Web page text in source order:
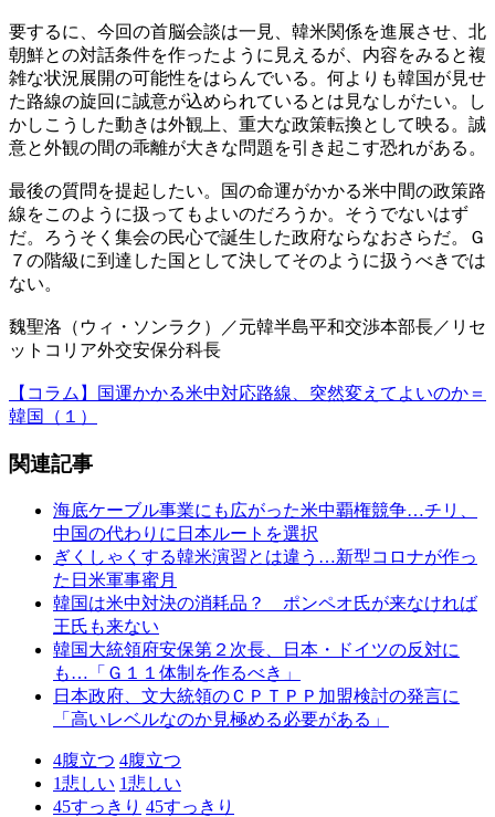
要するに、今回の首脳会談は一見、韓米関係を進展させ、北
朝鮮との対話条件を作ったように見えるが、内容をみると複
雑な状況展開の可能性をはらんでいる。何よりも韓国が見せ
た路線の旋回に誠意が込められているとは見なしがたい。し
かしこうした動きは外観上、重大な政策転換として映る。誠
意と外観の間の乖離が大きな問題を引き起こす恐れがある。
最後の質問を提起したい。国の命運がかかる米中間の政策路
線をこのように扱ってもよいのだろうか。そうでないはず
だ。ろうそく集会の民心で誕生した政府ならなおさらだ。Ｇ
７の階級に到達した国として決してそのように扱うべきでは
ない。
魏聖洛（ウィ・ソンラク）／元韓半島平和交渉本部長／リセ
ットコリア外交安保分科長
【コラム】国運かかる米中対応路線、突然変えてよいのか＝
韓国（１）
関連記事
海底ケーブル事業にも広がった米中覇権競争…チリ、
中国の代わりに日本ルートを選択
ぎくしゃくする韓米演習とは違う…新型コロナが作っ
た日米軍事蜜月
韓国は米中対決の消耗品？ ポンペオ氏が来なければ
王氏も来ない
韓国大統領府安保第２次長、日本・ドイツの反対に
も…「Ｇ１１体制を作るべき」
日本政府、文大統領のＣＰＴＰＰ加盟検討の発言に
「高いレベルなのか見極める必要がある」
4腹立つ 4腹立つ
1悲しい 1悲しい
45すっきり 45すっきり